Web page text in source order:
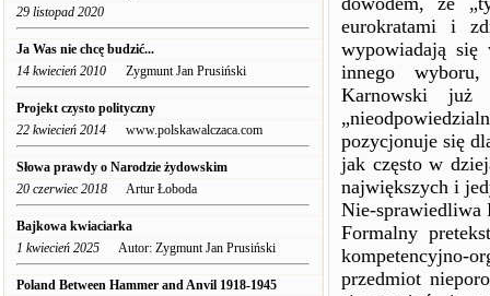
29 listopad 2020
Ja Was nie chcę budzić...
14 kwiecień 2010 Zygmunt Jan Prusiński
Projekt czysto polityczny
22 kwiecień 2014 www.polskawalczaca.com
Słowa prawdy o Narodzie żydowskim
20 czerwiec 2018 Artur Łoboda
Bajkowa kwiaciarka
1 kwiecień 2025 Autor: Zygmunt Jan Prusiński
Poland Between Hammer and Anvil 1918-1945
eurokratami i
wypowiadają się
innego
Karnowski już
pozycjonuje się
jak często w
największych i
Nie-sprawiedliwa
Formalny
kompetencyjno-
przedmiot